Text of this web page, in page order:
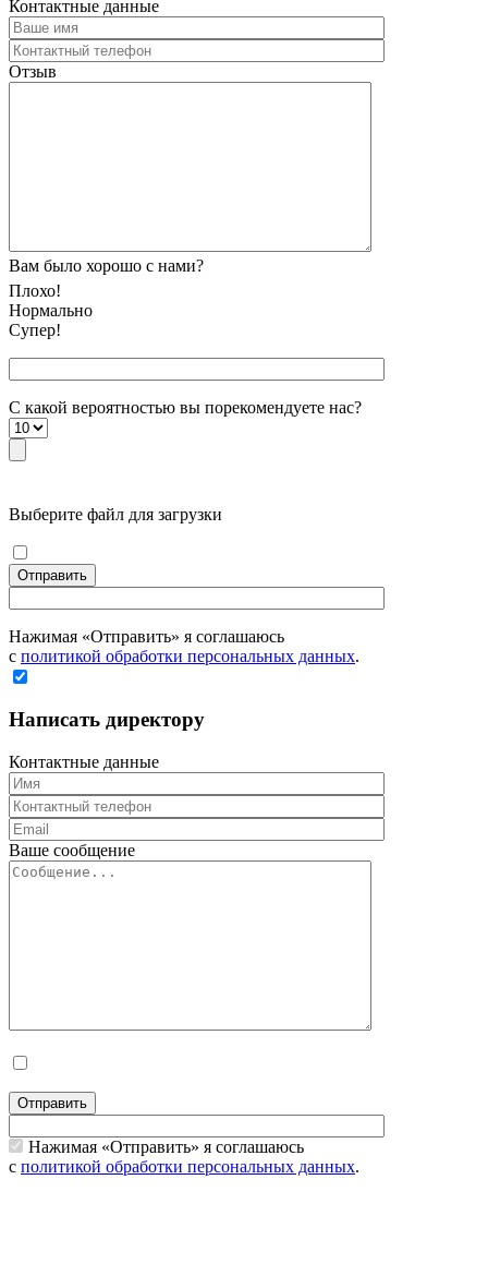
Контактные данные
Отзыв
Вам было хорошо с нами?
Плохо!
Нормально
Супер!
С какой вероятностью вы порекомендуете наc?
Выберите файл для загрузки
Отправить
Нажимая «Отправить» я соглашаюсь
с политикой обработки персональных данных.
Написать директору
Контактные данные
Ваше сообщение
Отправить
Нажимая «Отправить» я соглашаюсь
с политикой обработки персональных данных.